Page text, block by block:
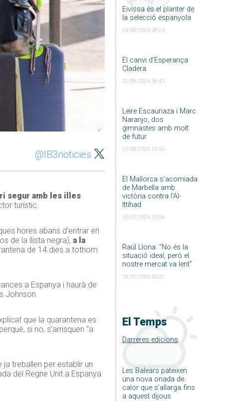
Eivissa és el planter de
la selecció espanyola
04/08/2026 08:24
El canvi d’Esperança
Cladera
02/08/2026 08:43
Leire Escauriaza i Marc
Naranjo, dos
gimnastes amb molt
de futur
01/08/2026 05:59
El Mallorca s’acomiada
de Marbella amb
victòria contra l’Al-
Ittihad
30/07/2026 03:56
Raúl Llona: ”No és la
situació ideal, però el
nostre mercat va lent”
29/07/2026 05:22
El Temps
Darreres edicions
Les Balears pateixen
una nova onada de
calor que s’allarga fins
a aquest dijous
@IB3noticies
segur amb les illes
turístic.
hores abans d’entrar en
de la llista negra), a la
de 14 dies a tothom
a Espanya i haurà de
Johnson.
que la quarantena es
si no, s’arrisquen “a
treballen per establir un
del Regne Unit a Espanya